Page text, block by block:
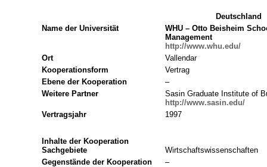
Deutschland
Name der Universität
WHU – Otto Beisheim
Management
http://www.whu.edu/
Ort
Vallendar
Kooperationsform
Vertrag
Ebene der Kooperation
–
Weitere Partner
Sasin Graduate Institute of
http://www.sasin.edu/
Vertragsjahr
1997
Inhalte der Kooperation
Sachgebiete
Wirtschaftswissenschaften
Gegenstände der Kooperation
–